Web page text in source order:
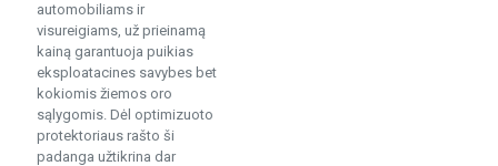
automobiliams ir
visureigiams, už prieinamą
kainą garantuoja puikias
eksploatacines savybes bet
kokiomis žiemos oro
sąlygomis. Dėl optimizuoto
protektoriaus rašto ši
padanga užtikrina dar